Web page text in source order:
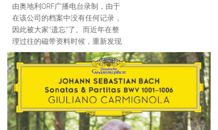
由奥地利ORF广播电台录制，由于
在该公司的档案中没有任何记录，
因此被大家“遗忘”了。而近年在整
理过往的磁带资料时候，重新发现
了这盘重要的录音。
这场音乐会的录制是阿巴多与
维也纳爱乐乐团签订终身指挥合约
的首年。这个录音在尘封了将近五
十年后，让我们重新发现这位年轻
时的大师。时年38岁的阿巴多，在
这张录音当中，能够体会阿巴多雄